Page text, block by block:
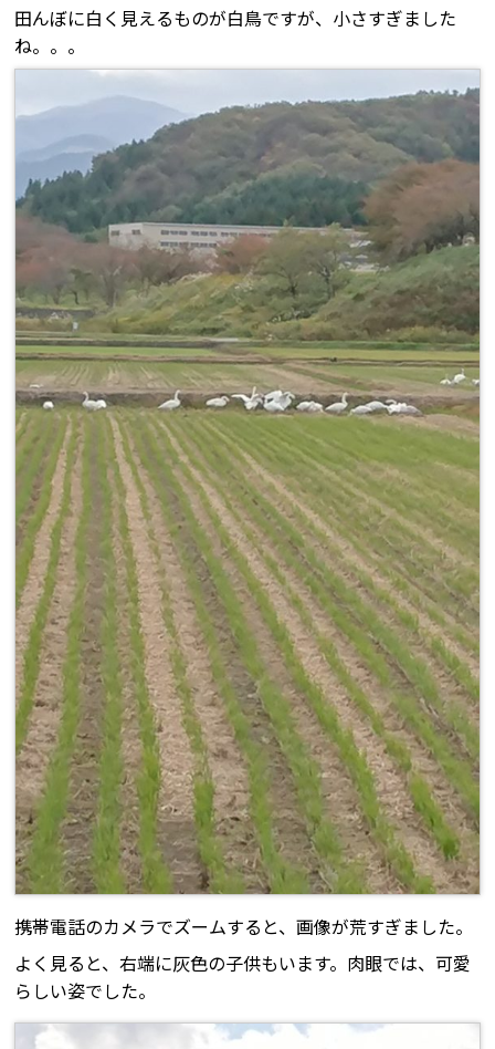
田んぼに白く見えるものが白鳥ですが、小さすぎました
ね。。。
携帯電話のカメラでズームすると、画像が荒すぎました。
よく見ると、右端に灰色の子供もいます。肉眼では、可愛
らしい姿でした。